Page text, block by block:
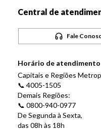
Central de
Fale
Horário de atendimento
Capitais e Regiões
📞 4005-1505
Demais Regiões:
📞 0800-940-0977
De Segunda à Sexta,
das 08h às 18h